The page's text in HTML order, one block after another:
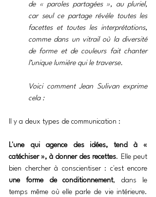
de « paroles partagées », au pluriel,
car seul ce partage révèle toutes les
facettes et toutes les interprétations,
comme dans un vitrail où la diversité
de forme et de couleurs fait chanter
l’unique lumière qui le traverse.
Voici comment Jean Sulivan exprime
cela :
Il y a deux types de communication :
L'une qui agence des idées, tend à «
catéchiser », à donner des recettes. Elle peut
une forme de conditionnement, dans le
temps même où elle parle de vie intérieure.